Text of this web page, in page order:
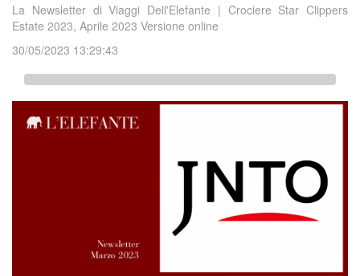
La Newsletter di Viaggi Dell'Elefante | Crociere Star Clippers
Estate 2023, Aprile 2023 Versione online
30/05/2023 13:29:43